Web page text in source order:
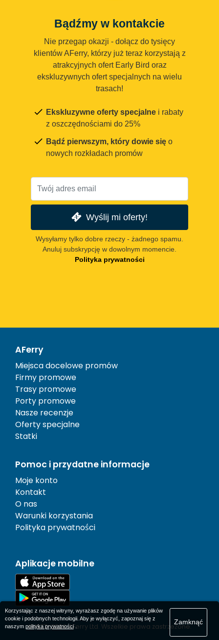
Bądźmy w kontakcie
Nie przegap okazji - dołącz do tysięcy
klientów AFerry, którzy już teraz korzystają z
atrakcyjnych ofert Early Bird oraz
ekskluzywnych ofert specjalnych na wielu
trasach!
Ekskluzywne oferty specjalne i rabaty
z oszczędnościami do 25%
Bądź pierwszym, który dowie się o
nowych rozkładach promów
Wyślij mi oferty!
Wysyłamy tylko dobre rzeczy - żadnego spamu.
Anuluj subskrypcję w dowolnym momencie.
Polityka prywatności
AFerry
Miejsca docelowe promów
Firmy promowe
Trasy promowe
Porty promowe
Nasze recenzje
Oferty specjalne
Statki
Pomoc i przydatne informacje
Moje konto
Kontakt
O nas
Warunki korzystania
Polityka prywatności
Aplikacje mobilne
© 1977-2026AFerry Ltd. Wszelkie prawa zastrzeżone.
Korzystając z naszej witryny, wyrażasz zgodę na używanie plików
cookie i podobnych technologii. Aby je wyłączyć, zapoznaj się z
naszym polityka prywatności.
Zamknąć